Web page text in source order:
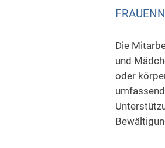
Die
und
oder